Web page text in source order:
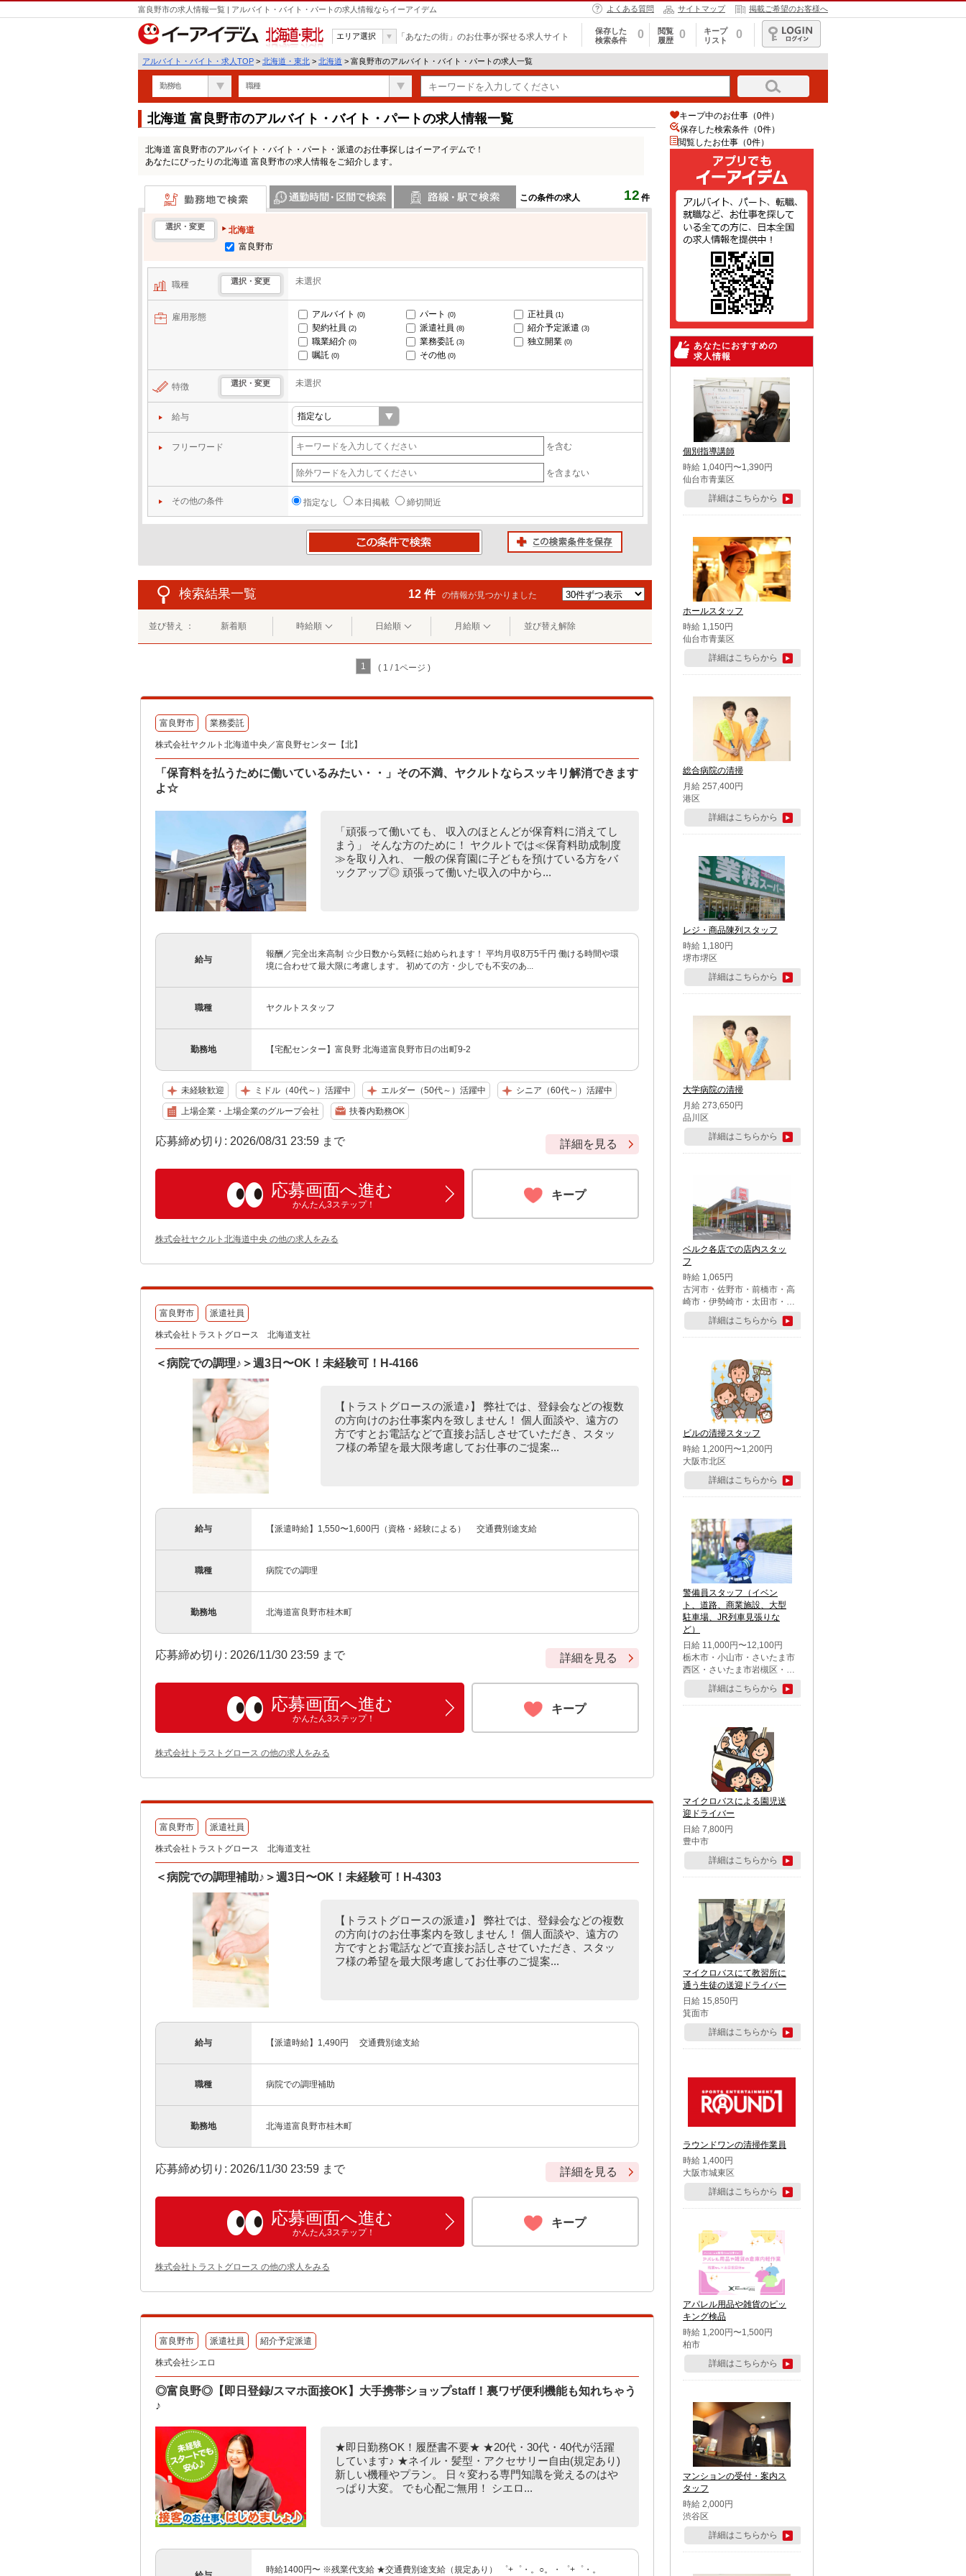
富良野市の求人情報一覧 | アルバイト・バイト・パートの求人情報ならイーアイデム よくある質問 サイトマップ 掲載ご希望のお客様へ
北海道・東北
エリア選択 「あなたの街」のお仕事が探せる求人サイト
保存した
検索条件
0
閲覧
履歴
0
キープ
リスト
0
ログイン
アルバイト・バイト・求人TOP > 北海道・東北 > 北海道 > 富良野市のアルバイト・バイト・パートの求人一覧
勤務地 職種
北海道 富良野市のアルバイト・バイト・パートの求人情報一覧
北海道 富良野市のアルバイト・バイト・パート・派遣のお仕事探しはイーアイデムで！
あなたにぴったりの北海道 富良野市の求人情報をご紹介します。
この条件の求人 12 件
勤務地で検索
選択・変更
北海道
富良野市
職種 選択・変更 未選択
雇用形態 アルバイト (0) パート (0) 正社員 (1)
契約社員 (2) 派遣社員 (8) 紹介予定派遣 (3)
職業紹介 (0) 業務委託 (3) 独立開業 (0)
嘱託 (0) その他 (0)
特徴 選択・変更 未選択
給与
フリーワード を含む
を含まない
その他の条件 指定なし 本日掲載 締切間近
検索結果一覧 12 件 の情報が見つかりました
並び替え ： 新着順 時給順 日給順 月給順 並び替え解除
1 ( 1 / 1ページ )
富良野市 業務委託
株式会社ヤクルト北海道中央／富良野センター【北】
「保育料を払うために働いているみたい・・」その不満、ヤクルトならスッキリ解消できます
よ☆
「頑張って働いても、 収入のほとんどが保育料に消えてし
まう」 そんな方のために！ ヤクルトでは≪保育料助成制度
≫を取り入れ、 一般の保育園に子どもを預けている方をバ
ックアップ◎ 頑張って働いた収入の中から...
給与
報酬／完全出来高制 ☆少日数から気軽に始められます！ 平均月収8万5千円 働ける時間や環
境に合わせて最大限に考慮します。 初めての方・少しでも不安のあ...
職種 ヤクルトスタッフ
勤務地 【宅配センター】富良野 北海道富良野市日の出町9-2
未経験歓迎 ミドル（40代～）活躍中 エルダー（50代～）活躍中 シニア（60代～）活躍中
上場企業・上場企業のグループ会社 扶養内勤務OK
応募締め切り: 2026/08/31 23:59 まで 詳細を見る
応募画面へ進む
かんたん3ステップ！
キープ
株式会社ヤクルト北海道中央 の他の求人をみる
富良野市 派遣社員
株式会社トラストグロース 北海道支社
＜病院での調理♪＞週3日〜OK！未経験可！H-4166
【トラストグロースの派遣♪】 弊社では、登録会などの複数
の方向けのお仕事案内を致しません！ 個人面談や、遠方の
方ですとお電話などで直接お話しさせていただき、スタッ
フ様の希望を最大限考慮してお仕事のご提案...
給与 【派遣時給】1,550〜1,600円（資格・経験による） 交通費別途支給
職種 病院での調理
勤務地 北海道富良野市桂木町
応募締め切り: 2026/11/30 23:59 まで 詳細を見る
応募画面へ進む
かんたん3ステップ！
キープ
株式会社トラストグロース の他の求人をみる
富良野市 派遣社員
株式会社トラストグロース 北海道支社
＜病院での調理補助♪＞週3日〜OK！未経験可！H-4303
【トラストグロースの派遣♪】 弊社では、登録会などの複数
の方向けのお仕事案内を致しません！ 個人面談や、遠方の
方ですとお電話などで直接お話しさせていただき、スタッ
フ様の希望を最大限考慮してお仕事のご提案...
給与 【派遣時給】1,490円 交通費別途支給
職種 病院での調理補助
勤務地 北海道富良野市桂木町
応募締め切り: 2026/11/30 23:59 まで 詳細を見る
応募画面へ進む
かんたん3ステップ！
キープ
株式会社トラストグロース の他の求人をみる
富良野市 派遣社員 紹介予定派遣
株式会社シエロ
◎富良野◎【即日登録/スマホ面接OK】大手携帯ショップstaff！裏ワザ便利機能も知れちゃう
♪
★即日勤務OK！履歴書不要★ ★20代・30代・40代が活躍
しています♪ ★ネイル・髪型・アクセサリー自由(規定あり)
新しい機種やプラン。 日々変わる専門知識を覚えるのはや
っぱり大変。 でも心配ご無用！ シエロ...
時給1400円〜 ※残業代支給 ★交通費別途支給（規定あり） ゜+゜・。○。・゜+゜・。
キープ中のお仕事（0件）
保存した検索条件（0件）
閲覧したお仕事（0件）
あなたにおすすめの
求人情報
個別指導講師
時給 1,040円〜1,390円
仙台市青葉区
詳細はこちらから
ホールスタッフ
時給 1,150円
仙台市青葉区
詳細はこちらから
総合病院の清掃
月給 257,400円
港区
詳細はこちらから
レジ・商品陳列スタッフ
時給 1,180円
堺市堺区
詳細はこちらから
大学病院の清掃
月給 273,650円
品川区
詳細はこちらから
ベルク各店での店内スタッ
フ
時給 1,065円
古河市・佐野市・前橋市・高
崎市・伊勢崎市・太田市・館
林市・藤岡市・大泉町・さい
たま市北区・川越市・熊谷
市・行田市・秩父市・所沢
市・鶴ケ島市・千葉市中央
区・市川市・松戸市・習志野
市・柏市・流山市・八千代
市・足立区・江戸川区・八王
子市・町田市
詳細はこちらから
ビルの清掃スタッフ
時給 1,200円〜1,200円
大阪市北区
詳細はこちらから
警備員スタッフ（イベン
ト、道路、商業施設、大型
駐車場、JR列車見張りな
ど）
日給 11,000円〜12,100円
栃木市・小山市・さいたま市
西区・さいたま市岩槻区・久
喜市・蓮田市
詳細はこちらから
マイクロバスによる園児送
迎ドライバー
日給 7,800円
豊中市
詳細はこちらから
マイクロバスにて教習所に
通う生徒の送迎ドライバー
日給 15,850円
箕面市
詳細はこちらから
ラウンドワンの清掃作業員
時給 1,400円
大阪市城東区
詳細はこちらから
アパレル用品や雑貨のピッ
キング検品
時給 1,200円〜1,500円
柏市
詳細はこちらから
マンションの受付・案内ス
タッフ
時給 2,000円
渋谷区
詳細はこちらから